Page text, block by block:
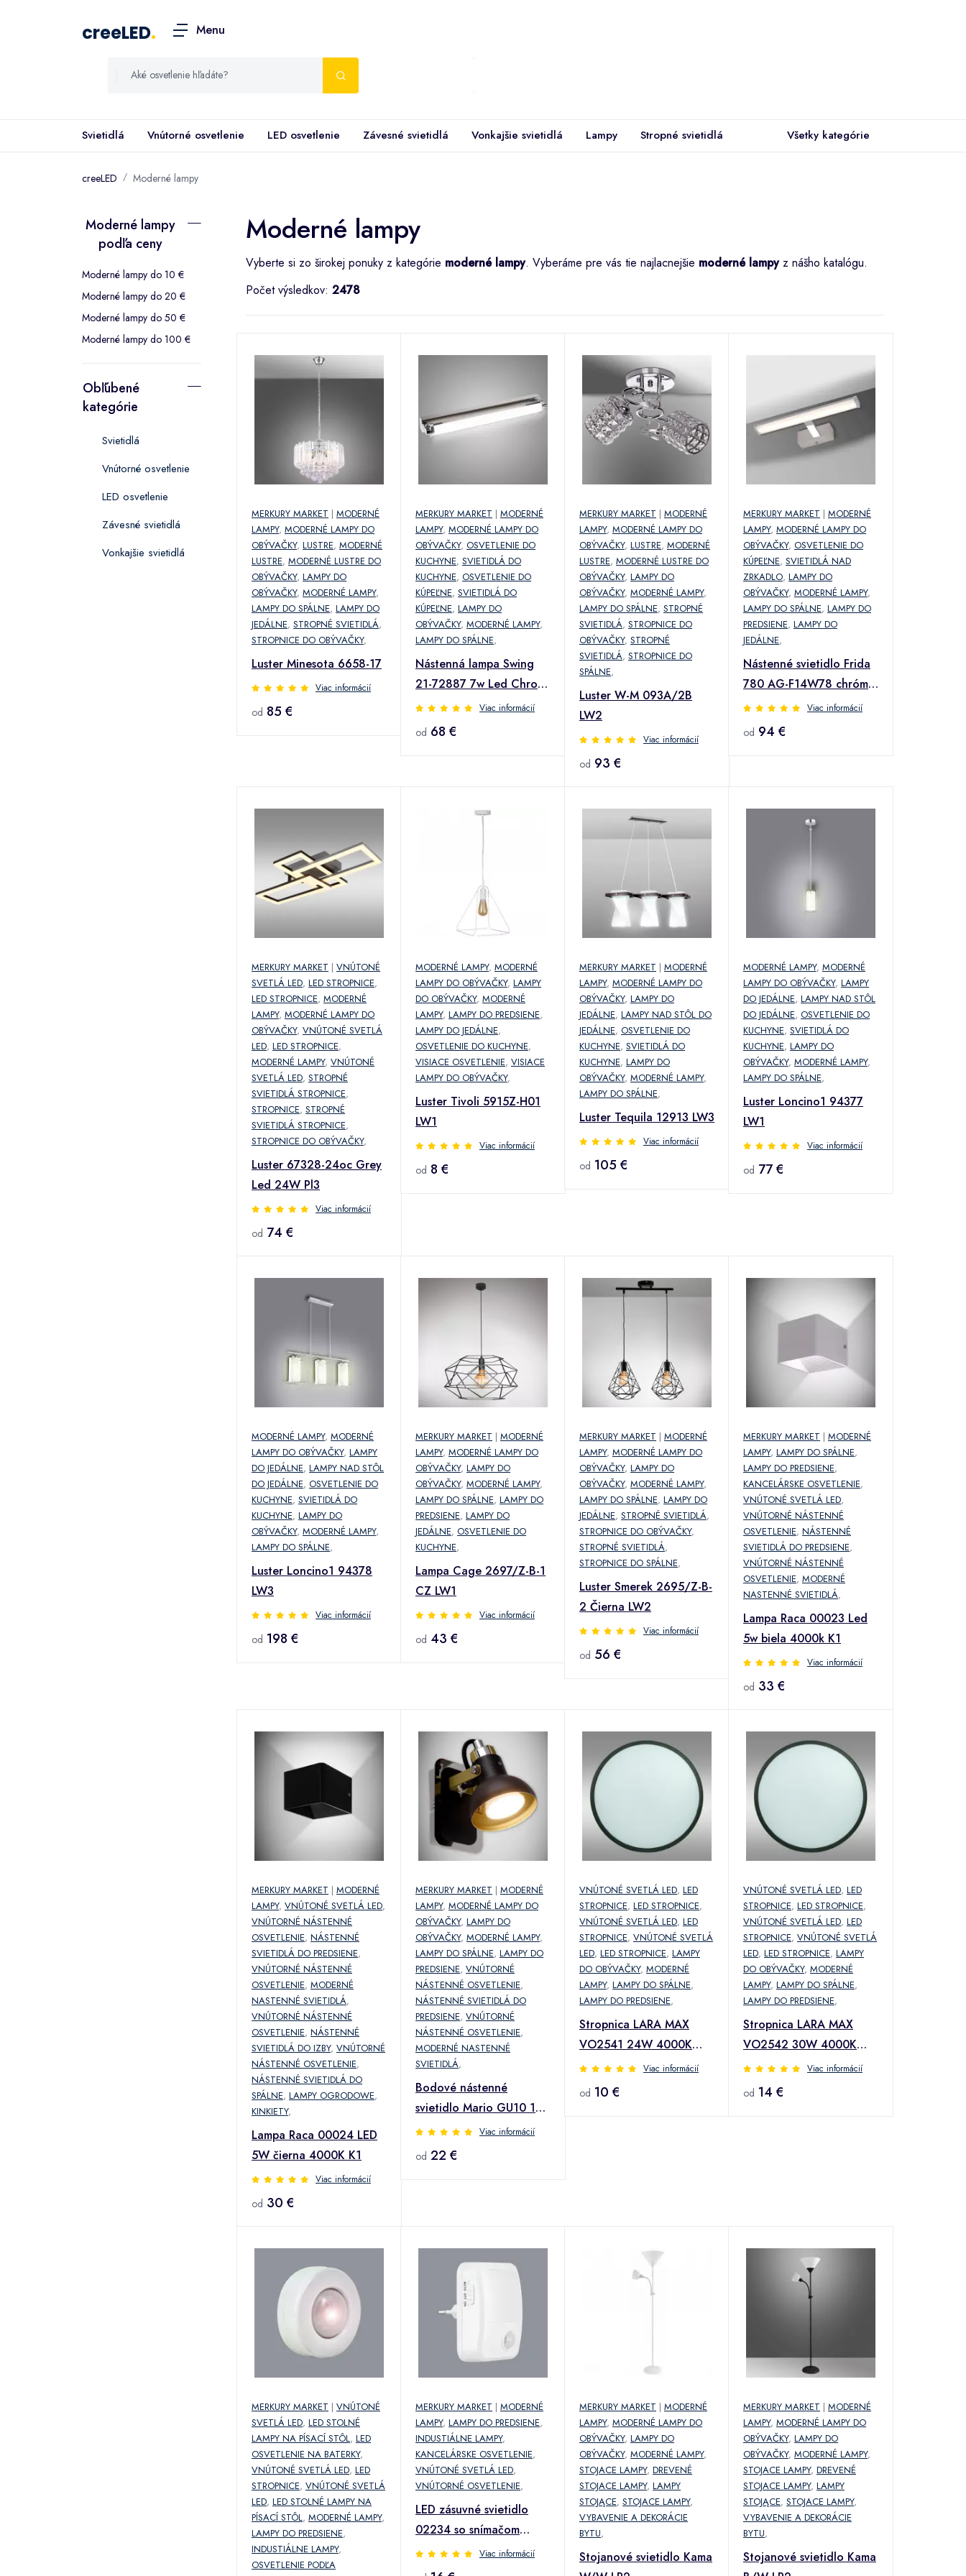
creeLED. Menu
Svietidlá Vnútorné osvetlenie LED osvetlenie Závesné svietidlá Vonkajšie svietidlá Lampy Stropné svietidlá Všetky kategórie
creeLED Moderné lampy
Moderné lampy
podľa ceny
Moderné lampy do 10 €
Moderné lampy do 20 €
Moderné lampy do 50 €
Moderné lampy do 100 €
Obľúbené
kategórie
Svietidlá
Vnútorné osvetlenie
LED osvetlenie
Závesné svietidlá
Vonkajšie svietidlá
Moderné lampy
Vyberte si zo širokej ponuky z kategórie moderné lampy. Vyberáme pre vás tie najlacnejšie moderné lampyz nášho katalógu.
Počet výsledkov: 2478
MERKURY MARKET | MODERNÉ
LAMPY, MODERNÉ LAMPY DO
OBÝVAČKY, LUSTRE, MODERNÉ
LUSTRE, MODERNÉ LUSTRE DO
OBÝVAČKY, LAMPY DO
OBÝVAČKY, MODERNÉ LAMPY,
LAMPY DO SPÁLNE, LAMPY DO
JEDÁLNE, STROPNÉ SVIETIDLÁ,
STROPNICE DO OBÝVAČKY,
Luster Minesota 6658-17
Viac informácií
od 85 €
MERKURY MARKET | MODERNÉ
LAMPY, MODERNÉ LAMPY DO
OBÝVAČKY, OSVETLENIE DO
KUCHYNE, SVIETIDLÁ DO
KUCHYNE, OSVETLENIE DO
KÚPEĽNE, SVIETIDLÁ DO
KÚPEĽNE, LAMPY DO
OBÝVAČKY, MODERNÉ LAMPY,
LAMPY DO SPÁLNE,
Nástenná lampa Swing
21-72887 7w Led Chrom
K1
Viac informácií
od 68 €
MERKURY MARKET | MODERNÉ
LAMPY, MODERNÉ LAMPY DO
OBÝVAČKY, LUSTRE, MODERNÉ
LUSTRE, MODERNÉ LUSTRE DO
OBÝVAČKY, LAMPY DO
OBÝVAČKY, MODERNÉ LAMPY,
LAMPY DO SPÁLNE, STROPNÉ
SVIETIDLÁ, STROPNICE DO
OBÝVAČKY, STROPNÉ
SVIETIDLÁ, STROPNICE DO
SPÁLNE,
Luster W-M 093A/2B
LW2
Viac informácií
od 93 €
MERKURY MARKET | MODERNÉ
LAMPY, MODERNÉ LAMPY DO
OBÝVAČKY, OSVETLENIE DO
KÚPEĽNE, SVIETIDLÁ NAD
ZRKADLO, LAMPY DO
OBÝVAČKY, MODERNÉ LAMPY,
LAMPY DO SPÁLNE, LAMPY DO
PREDSIENE, LAMPY DO
JEDÁLNE,
Nástenné svietidlo Frida
780 AG-F14W78 chróm
14W K1
Viac informácií
od 94 €
MERKURY MARKET | VNÚTONÉ
SVETLÁ LED, LED STROPNICE,
LED STROPNICE, MODERNÉ
LAMPY, MODERNÉ LAMPY DO
OBÝVAČKY, VNÚTONÉ SVETLÁ
LED, LED STROPNICE,
MODERNÉ LAMPY, VNÚTONÉ
SVETLÁ LED, STROPNÉ
SVIETIDLÁ STROPNICE,
STROPNICE, STROPNÉ
SVIETIDLÁ STROPNICE,
STROPNICE DO OBÝVAČKY,
Luster 67328-24oc Grey
Led 24W Pl3
Viac informácií
od 74 €
MODERNÉ LAMPY, MODERNÉ
LAMPY DO OBÝVAČKY, LAMPY
DO OBÝVAČKY, MODERNÉ
LAMPY, LAMPY DO PREDSIENE,
LAMPY DO JEDÁLNE,
OSVETLENIE DO KUCHYNE,
VISIACE OSVETLENIE, VISIACE
LAMPY DO OBÝVAČKY,
Luster Tivoli 5915Z-H01
LW1
Viac informácií
od 8 €
MERKURY MARKET | MODERNÉ
LAMPY, MODERNÉ LAMPY DO
OBÝVAČKY, LAMPY DO
JEDÁLNE, LAMPY NAD STÔL DO
JEDÁLNE, OSVETLENIE DO
KUCHYNE, SVIETIDLÁ DO
KUCHYNE, LAMPY DO
OBÝVAČKY, MODERNÉ LAMPY,
LAMPY DO SPÁLNE,
Luster Tequila 12913 LW3
Viac informácií
od 105 €
MODERNÉ LAMPY, MODERNÉ
LAMPY DO OBÝVAČKY, LAMPY
DO JEDÁLNE, LAMPY NAD STÔL
DO JEDÁLNE, OSVETLENIE DO
KUCHYNE, SVIETIDLÁ DO
KUCHYNE, LAMPY DO
OBÝVAČKY, MODERNÉ LAMPY,
LAMPY DO SPÁLNE,
Luster Loncino1 94377
LW1
Viac informácií
od 77 €
MODERNÉ LAMPY, MODERNÉ
LAMPY DO OBÝVAČKY, LAMPY
DO JEDÁLNE, LAMPY NAD STÔL
DO JEDÁLNE, OSVETLENIE DO
KUCHYNE, SVIETIDLÁ DO
KUCHYNE, LAMPY DO
OBÝVAČKY, MODERNÉ LAMPY,
LAMPY DO SPÁLNE,
Luster Loncino1 94378
LW3
Viac informácií
od 198 €
MERKURY MARKET | MODERNÉ
LAMPY, MODERNÉ LAMPY DO
OBÝVAČKY, LAMPY DO
OBÝVAČKY, MODERNÉ LAMPY,
LAMPY DO SPÁLNE, LAMPY DO
PREDSIENE, LAMPY DO
JEDÁLNE, OSVETLENIE DO
KUCHYNE,
Lampa Cage 2697/Z-B-1
CZ LW1
Viac informácií
od 43 €
MERKURY MARKET | MODERNÉ
LAMPY, MODERNÉ LAMPY DO
OBÝVAČKY, LAMPY DO
OBÝVAČKY, MODERNÉ LAMPY,
LAMPY DO SPÁLNE, LAMPY DO
JEDÁLNE, STROPNÉ SVIETIDLÁ,
STROPNICE DO OBÝVAČKY,
STROPNÉ SVIETIDLÁ,
STROPNICE DO SPÁLNE,
Luster Smerek 2695/Z-B-
2 Čierna LW2
Viac informácií
od 56 €
MERKURY MARKET | MODERNÉ
LAMPY, LAMPY DO SPÁLNE,
LAMPY DO PREDSIENE,
KANCELÁRSKE OSVETLENIE,
VNÚTONÉ SVETLÁ LED,
VNÚTORNÉ NÁSTENNÉ
OSVETLENIE, NÁSTENNÉ
SVIETIDLÁ DO PREDSIENE,
VNÚTORNÉ NÁSTENNÉ
OSVETLENIE, MODERNÉ
NASTENNÉ SVIETIDLÁ,
Lampa Raca 00023 Led
5w biela 4000k K1
Viac informácií
od 33 €
MERKURY MARKET | MODERNÉ
LAMPY, VNÚTONÉ SVETLÁ LED,
VNÚTORNÉ NÁSTENNÉ
OSVETLENIE, NÁSTENNÉ
SVIETIDLÁ DO PREDSIENE,
VNÚTORNÉ NÁSTENNÉ
OSVETLENIE, MODERNÉ
NASTENNÉ SVIETIDLÁ,
VNÚTORNÉ NÁSTENNÉ
OSVETLENIE, NÁSTENNÉ
SVIETIDLÁ DO IZBY, VNÚTORNÉ
NÁSTENNÉ OSVETLENIE,
NÁSTENNÉ SVIETIDLÁ DO
SPÁLNE, LAMPY OGRODOWE,
KINKIETY,
Lampa Raca 00024 LED
5W čierna 4000K K1
Viac informácií
od 30 €
MERKURY MARKET | MODERNÉ
LAMPY, MODERNÉ LAMPY DO
OBÝVAČKY, LAMPY DO
OBÝVAČKY, MODERNÉ LAMPY,
LAMPY DO SPÁLNE, LAMPY DO
PREDSIENE, VNÚTORNÉ
NÁSTENNÉ OSVETLENIE,
NÁSTENNÉ SVIETIDLÁ DO
PREDSIENE, VNÚTORNÉ
NÁSTENNÉ OSVETLENIE,
MODERNÉ NASTENNÉ
SVIETIDLÁ,
Bodové nástenné
svietidlo Mario GU10 1D
LS1
Viac informácií
od 22 €
VNÚTONÉ SVETLÁ LED, LED
STROPNICE, LED STROPNICE,
VNÚTONÉ SVETLÁ LED, LED
STROPNICE, VNÚTONÉ SVETLÁ
LED, LED STROPNICE, LAMPY
DO OBÝVAČKY, MODERNÉ
LAMPY, LAMPY DO SPÁLNE,
LAMPY DO PREDSIENE,
Stropnica LARA MAX
VO2541 24W 4000K
BLACK PL1 Viac informácií
od 10 €
VNÚTONÉ SVETLÁ LED, LED
STROPNICE, LED STROPNICE,
VNÚTONÉ SVETLÁ LED, LED
STROPNICE, VNÚTONÉ SVETLÁ
LED, LED STROPNICE, LAMPY
DO OBÝVAČKY, MODERNÉ
LAMPY, LAMPY DO SPÁLNE,
LAMPY DO PREDSIENE,
Stropnica LARA MAX
VO2542 30W 4000K
BLACK PL1 Viac informácií
od 14 €
MERKURY MARKET | VNÚTONÉ
SVETLÁ LED, LED STOLNÉ
LAMPY NA PÍSACÍ STÔL, LED
OSVETLENIE NA BATERKY,
VNÚTONÉ SVETLÁ LED, LED
STROPNICE, VNÚTONÉ SVETLÁ
LED, LED STOLNÉ LAMPY NA
PÍSACÍ STÔL, MODERNÉ LAMPY,
LAMPY DO PREDSIENE,
INDUSTIÁLNE LAMPY,
OSVETLENIE PODĽA
MERKURY MARKET | MODERNÉ
LAMPY, LAMPY DO PREDSIENE,
INDUSTIÁLNE LAMPY,
KANCELÁRSKE OSVETLENIE,
VNÚTONÉ SVETLÁ LED,
VNÚTORNÉ OSVETLENIE,
LED zásuvné svietidlo
02234 so snímačom
pohybu
Viac informácií
MERKURY MARKET | MODERNÉ
LAMPY, MODERNÉ LAMPY DO
OBÝVAČKY, LAMPY DO
OBÝVAČKY, MODERNÉ LAMPY,
STOJACE LAMPY, DREVENÉ
STOJACE LAMPY, LAMPY
STOJĄCE, STOJACE LAMPY,
VYBAVENIE A DEKORÁCIE
BYTU,
Stojanové svietidlo Kama
MERKURY MARKET | MODERNÉ
LAMPY, MODERNÉ LAMPY DO
OBÝVAČKY, LAMPY DO
OBÝVAČKY, MODERNÉ LAMPY,
STOJACE LAMPY, DREVENÉ
STOJACE LAMPY, LAMPY
STOJĄCE, STOJACE LAMPY,
VYBAVENIE A DEKORÁCIE
BYTU,
Stojanové svietidlo Kama